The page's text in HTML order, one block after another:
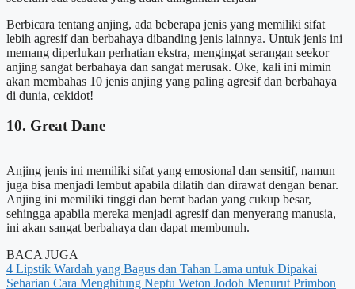
Berbicara tentang anjing, ada beberapa jenis yang memiliki sifat
lebih agresif dan berbahaya dibanding jenis lainnya. Untuk jenis ini
memang diperlukan perhatian ekstra, mengingat serangan seekor
anjing sangat berbahaya dan sangat merusak. Oke, kali ini mimin
akan membahas 10 jenis anjing yang paling agresif dan berbahaya
di dunia, cekidot!
10. Great Dane
Anjing jenis ini memiliki sifat yang emosional dan sensitif, namun
juga bisa menjadi lembut apabila dilatih dan dirawat dengan benar.
Anjing ini memiliki tinggi dan berat badan yang cukup besar,
sehingga apabila mereka menjadi agresif dan menyerang manusia,
ini akan sangat berbahaya dan dapat membunuh.
BACA JUGA
4 Lipstik Wardah yang Bagus dan Tahan Lama untuk Dipakai
Seharian Cara Menghitung Neptu Weton Jodoh Menurut Primbon